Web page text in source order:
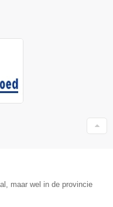
maar wel in de provincie